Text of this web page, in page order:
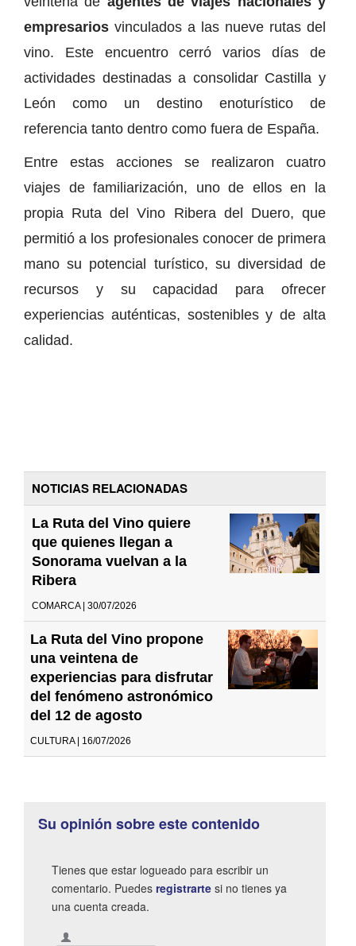
empresarios vinculados a las nueve rutas del
vino. Este encuentro cerró varios días de
actividades destinadas a consolidar Castilla y
León como un destino enoturístico de
referencia tanto dentro como fuera de España.
Entre estas acciones se realizaron cuatro
viajes de familiarización, uno de ellos en la
propia Ruta del Vino Ribera del Duero, que
permitió a los profesionales conocer de primera
mano su potencial turístico, su diversidad de
recursos y su capacidad para ofrecer
experiencias auténticas, sostenibles y de alta
calidad.
NOTICIAS RELACIONADAS
La Ruta del Vino quiere
que quienes llegan a
Sonorama vuelvan a la
Ribera
COMARCA | 30/07/2026
La Ruta del Vino propone
una veintena de
experiencias para disfrutar
del fenómeno astronómico
del 12 de agosto
CULTURA | 16/07/2026
Su opinión sobre este contenido
Tienes que estar logueado para escribir un
comentario. Puedes registrarte si no tienes ya
una cuenta creada.